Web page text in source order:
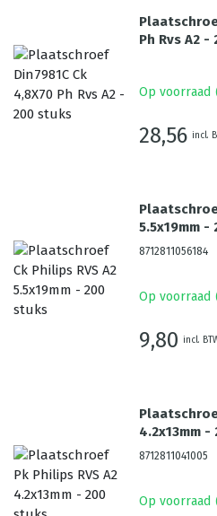
Ph Rvs A2
Op voorraad
28,56 incl.
5.5x19mm -
8712811056184
Op voorraad
9,80 incl.
4.2x13mm
8712811041005
Op voorraad